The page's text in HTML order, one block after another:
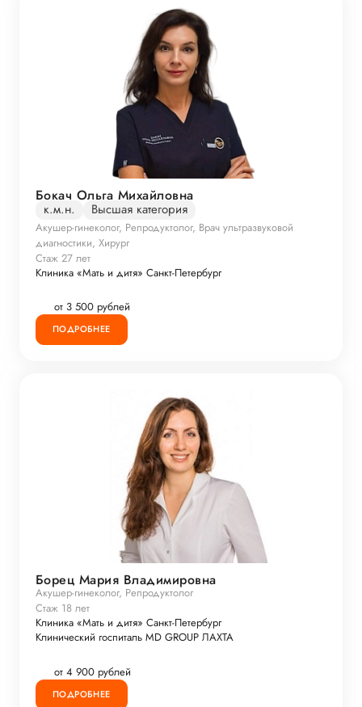
Бокач Ольга Михайловна
к.м.н. Высшая категория
Акушер-гинеколог, Репродуктолог, Врач ультразвуковой
диагностики, Хирург
Стаж 27 лет
Клиника «Мать и дитя» Санкт-Петербург
от 3 500 рублей
ПОДРОБНЕЕ
Борец Мария Владимировна
Акушер-гинеколог, Репродуктолог
Стаж 18 лет
Клиника «Мать и дитя» Санкт-Петербург
Клинический госпиталь MD GROUP ЛАХТА
от 4 900 рублей
ПОДРОБНЕЕ